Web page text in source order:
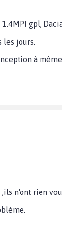
1.4MPI gpl,
les jours.
à
n'ont rien